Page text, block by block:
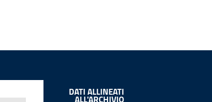
DATI ALLINEATI
ALL'ARCHIVIO